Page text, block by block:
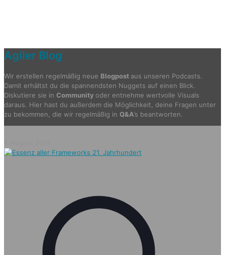
Agiler Blog
Wir erstellen regelmäßig neue Blogpost aus unseren Podcasts.
Damit erhältst du die spannendsten Nuggets auf einen Blick.
Diskutiere sie in Community oder entnehme wertvolle Visuals
daraus. Hier hast du außerdem die Möglichkeit, deine Fragen unter
zu bekommen, die wir regelmäßig in Q&A’s beantworten.